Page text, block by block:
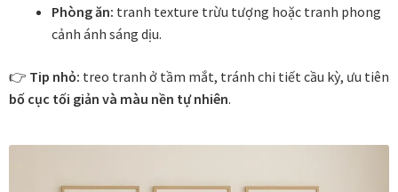
Tài khoản
Test home page 260225
Phòng ăn: tranh texture trừu tượng hoặc tranh phong
cảnh ánh sáng dịu.
👉 Tip nhỏ: treo tranh ở tầm mắt, tránh chi tiết cầu kỳ, ưu tiên
bố cục tối giản và màu nền tự nhiên.